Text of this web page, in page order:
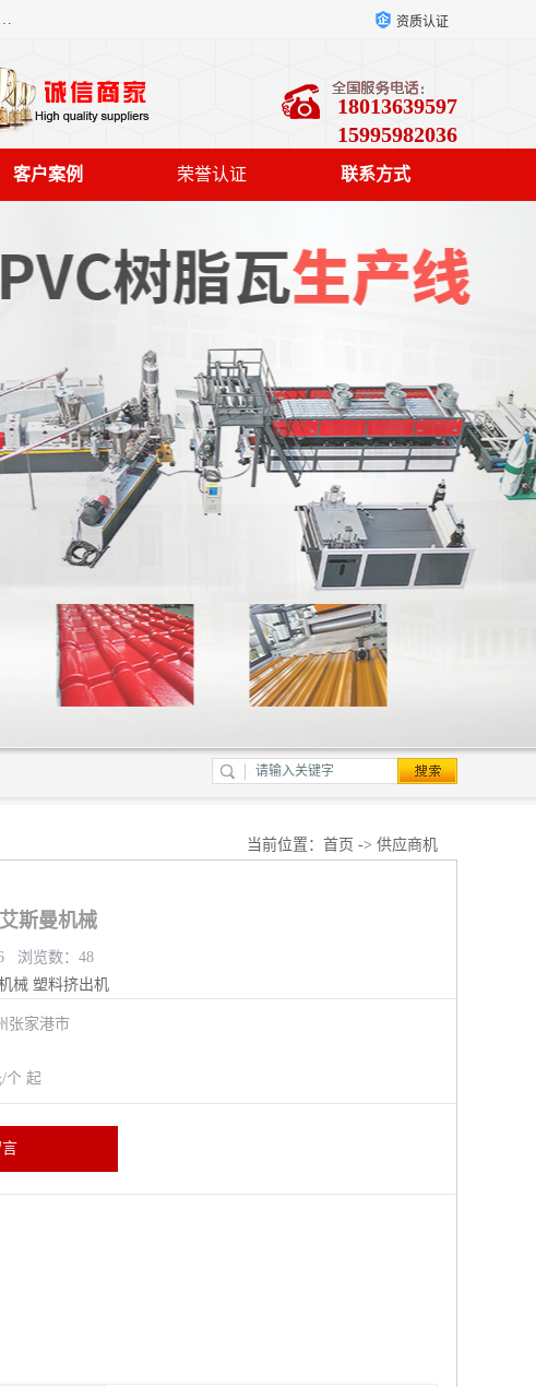
产品有塑料中空模板机器、PET片材设备、可降解餐盒设备、树脂瓦设备、管材生产线、琉璃瓦设备等，艾斯曼机械在国内及国外享有较高盛誉拥有众多长期合作的老客户。 资质认证
18013639597
15995982036
客户案例 荣誉认证 联系方式
当前位置： 首页 -> 供应商机
斯曼机械
浏览数：48
械 塑料挤出机
张家港市
/个 起